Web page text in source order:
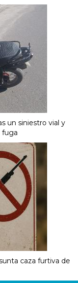
un siniestro vial y
fuga
caza furtiva de